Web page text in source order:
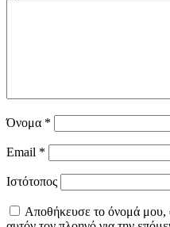
Όνομα *
Email *
Ιστότοπος
Αποθήκευσε το όνομά μου,